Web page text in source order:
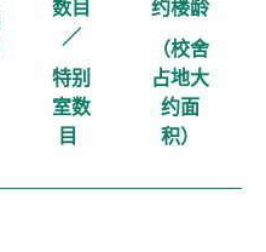
数目
／
特别
室数
目
约楼龄
（校舍
占地大
约面
积）